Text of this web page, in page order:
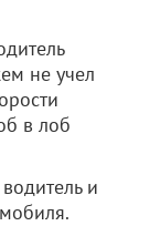
не учел
в лоб
и